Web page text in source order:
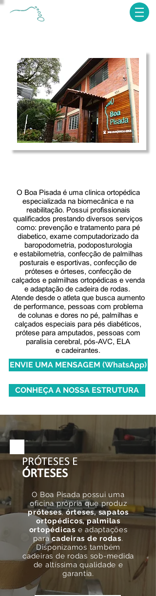
O Boa Pisada é uma clinica ortopédica
especializada na biomecânica e na
reabilitação. Possui profissionais
qualificados prestando diversos serviços
como: prevenção e tratamento para pé
diabetico, exame computadorizado da
baropodometria, podoposturologia
e estabilometria, confecção de palmilhas
posturais e esportivas, confecção de
próteses e órteses, confecção de
calçados e palmilhas ortopédicas e venda
e adaptação de cadeira de rodas.
Atende desde o atleta que busca aumento
de performance, pessoas com problema
de colunas e dores no pé, palmilhas e
calçados especiais para pés diabéticos,
prótese para amputados, pessoas com
paralisia cerebral, pós-AVC, ELA
e cadeirantes.
ENVIE UMA MENSAGEM (WhatsApp)
CONHEÇA A NOSSA ESTRUTURA
PRÓTESES E
​ÓRTESES
O Boa Pisada possui uma
oficina própria que produz
próteses,órteses, sapatos
ortopédicos, palmilas
ortopédicas e adaptações
paracadeiras de rodas.
Disponizamos também
cadeiras de rodas sob-medida
de altíssima qualidade e
garantia.